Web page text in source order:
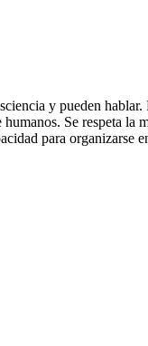
y pueden
Se respeta la
para organizarse